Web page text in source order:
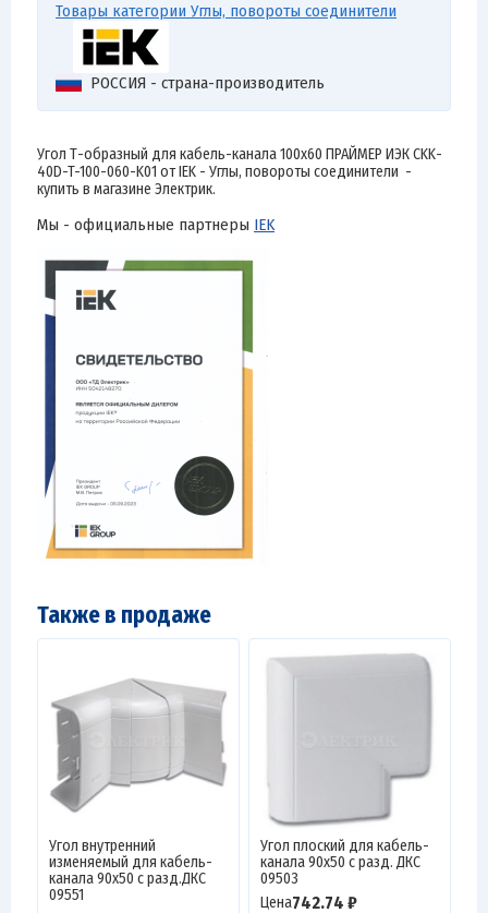
Товары категории Углы, повороты соединители
РОССИЯ - страна-производитель
Угол Т-образный для кабель-канала 100х60 ПРАЙМЕР ИЭК CKK-
40D-T-100-060-K01 от IEK - Углы, повороты соединители -
купить в магазине Электрик.
Мы - официальные партнеры IEK
Также в продаже
Угол внутренний
изменяемый для кабель-
канала 90х50 с разд.ДКС
09551
Угол плоский для кабель-
канала 90х50 с разд. ДКС
09503
Цена742.74 ₽